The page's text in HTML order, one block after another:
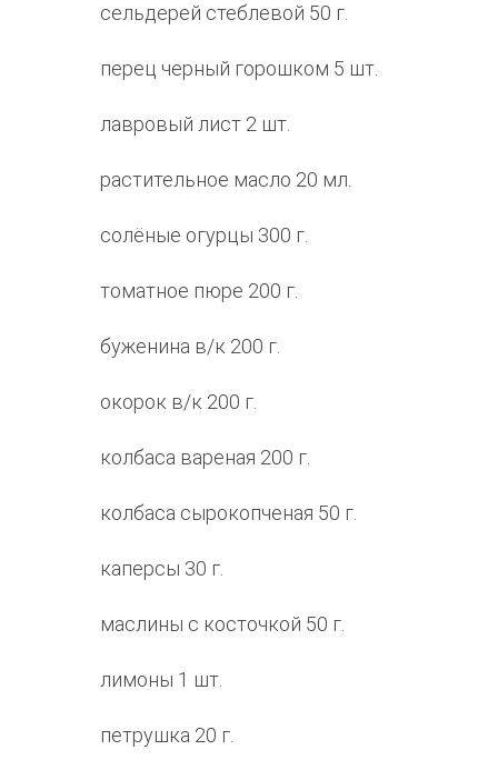
сельдерей стеблевой 50 г.
перец черный горошком 5 шт.
лавровый лист 2 шт.
растительное масло 20 мл.
солёные огурцы 300 г.
томатное пюре 200 г.
буженина в/к 200 г.
окорок в/к 200 г.
колбаса вареная 200 г.
колбаса сырокопченая 50 г.
каперсы 30 г.
маслины с косточкой 50 г.
лимоны 1 шт.
петрушка 20 г.